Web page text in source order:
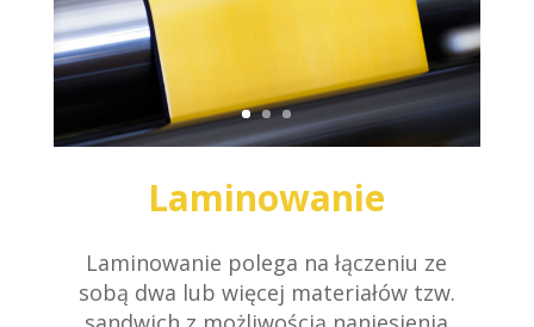
Laminowanie
Laminowanie polega na łączeniu ze
sobą dwa lub więcej materiałów tzw.